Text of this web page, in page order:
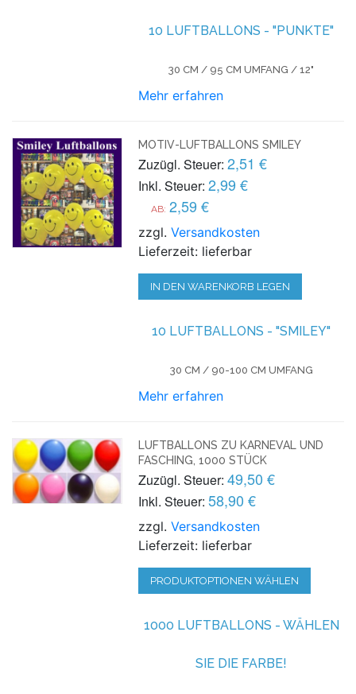
10 LUFTBALLONS - "PUNKTE"
30 CM / 95 CM UMFANG / 12"
Mehr erfahren
MOTIV-LUFTBALLONS SMILEY
Zuzügl. Steuer: 2,51 €
Inkl. Steuer: 2,99 €
AB: 2,59 €
zzgl.Versandkosten
Lieferzeit: lieferbar
IN DEN WARENKORB LEGEN
10 LUFTBALLONS - "SMILEY"
30 CM / 90-100 CM UMFANG
Mehr erfahren
LUFTBALLONS ZU KARNEVAL UND
FASCHING, 1000 STÜCK
Zuzügl. Steuer: 49,50 €
Inkl. Steuer: 58,90 €
zzgl.Versandkosten
Lieferzeit: lieferbar
PRODUKTOPTIONEN WÄHLEN
1000 LUFTBALLONS - WÄHLEN
SIE DIE FARBE!